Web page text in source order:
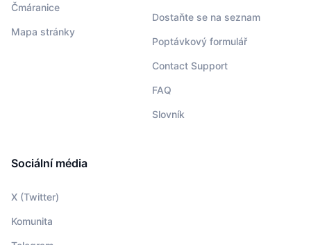
Čmáranice
Mapa stránky
Dostaňte se na seznam
Poptávkový formulář
Contact Support
FAQ
Slovník
Sociální média
X (Twitter)
Komunita